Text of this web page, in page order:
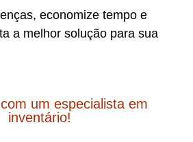
economize tempo e
a melhor solução para sua
um especialista em
inventário!